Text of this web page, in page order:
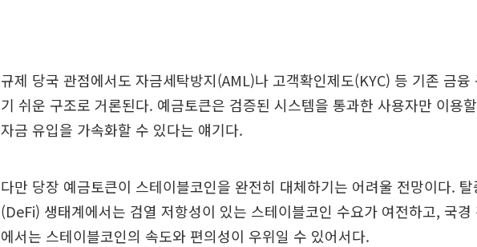
규제 당국 관점에서도 자금세탁방지(AML)나 고객확인제도(KYC) 등 기존 금융
기 쉬운 구조로 거론된다. 예금토큰은 검증된 시스템을 통과한 사용자만 이용
자금 유입을 가속화할 수 있다는 얘기다.
다만 당장 예금토큰이 스테이블코인을 완전히 대체하기는 어려울 전망이다.
(DeFi) 생태계에서는 검열 저항성이 있는 스테이블코인 수요가 여전하고, 국경
에서는 스테이블코인의 속도와 편의성이 우위일 수 있어서다.